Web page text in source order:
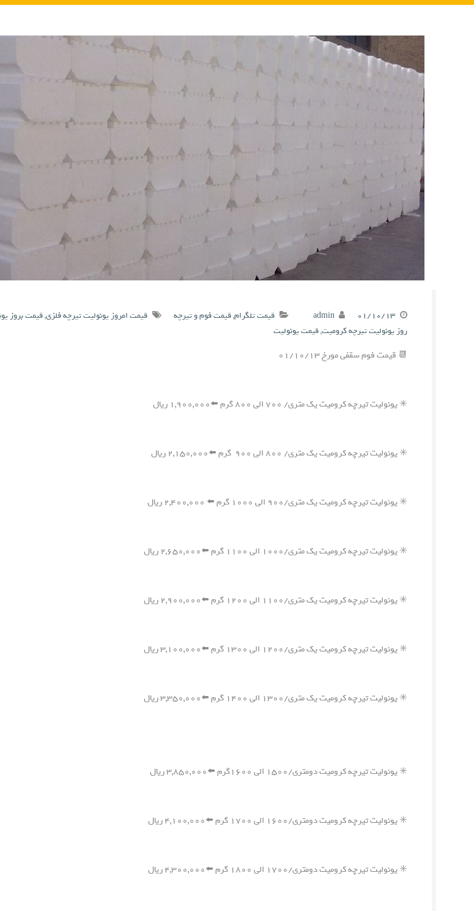
۰۱/۱۰/۱۳ admin قیمت تلگرام,قیمت فوم و تیرچه قیمت امروز یونولیت تیرچه فلزی,قیمت بروز
روز یونولیت تیرچه کرومیت,قیمت یونولیت
📆 قیمت فوم سقفی مورخ ۰۱/۱۰/۱۳
✳️ یونولیت تیرچه کرومیت یک متری/ ۷۰۰ الی ۸۰۰ گرم ⬅️۱,۹۰۰,۰۰۰ ریال
✳️ یونولیت تیرچه کرومیت یک متری/ ۸۰۰ الی ۹۰۰ گرم ⬅️۲,۱۵۰,۰۰۰ ریال
✳️ یونولیت تیرچه کرومیت یک متری/۹۰۰ الی ۱۰۰۰ گرم ⬅️ ۲,۴۰۰,۰۰۰ ریال
✳️ یونولیت تیرچه کرومیت یک متری/۱۰۰۰ الی ۱۱۰۰ گرم ⬅️۲,۶۵۰,۰۰۰ ریال
✳️ یونولیت تیرچه کرومیت یک متری/۱۱۰۰ الی ۱۲۰۰ گرم ⬅️۲,۹۰۰,۰۰۰ ریال
✳️ یونولیت تیرچه کرومیت یک متری/۱۲۰۰ الی ۱۳۰۰ گرم ⬅️۳,۱۰۰,۰۰۰ ریال
✳️ یونولیت تیرچه کرومیت یک متری/۱۳۰۰ الی ۱۴۰۰ گرم ⬅️۳,۳۵۰,۰۰۰ ریال
✳️ یونولیت تیرچه کرومیت دومتری/۱۵۰۰ الی ۱۶۰۰گرم ⬅️۳,۸۵۰,۰۰۰ ریال
✳️ یونولیت تیرچه کرومیت دومتری/۱۶۰۰ الی ۱۷۰۰ گرم ⬅️۴,۱۰۰,۰۰۰ ریال
✳️ یونولیت تیرچه کرومیت دومتری/۱۷۰۰ الی ۱۸۰۰ گرم ⬅️۴,۳۰۰,۰۰۰ ریال